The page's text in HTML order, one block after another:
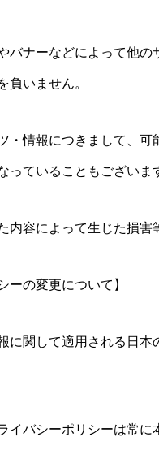
バナーなどによって他
負いません。
・情報につきまして、
っていることもございま
内容によって生じた損害
ーの変更について】
に関して適用される日
イバシーポリシーは常に